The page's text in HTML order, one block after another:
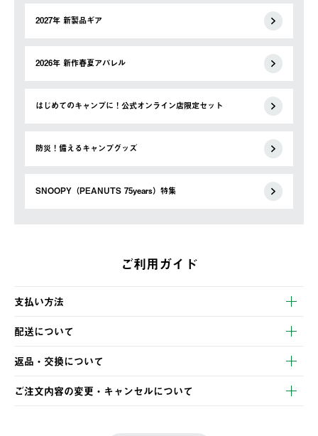
2027年 新製品ギア
2026年 新作春夏アパレル
はじめてのキャンプに！公式オンライン店限定セット
防災！備えるキャンプグッズ
SNOOPY（PEANUTS 75years）特集
ご利用ガイド
支払い方法
以下のいずれかの方法でお支払いいただけます。
・クレジットカード決済
・コンビニ決済
・Pay-easy決済
配送について
【発送スケジュール】
ご注文・ご入金完了より2営業日以内に商品を発送いたします。
土日祝の発送はございませんので、木曜日以降のご注文は週明け
の発送となる場合がございます。
返品・交換について
※お客様都合の場合
ご注文内容の変更・キャンセルについて